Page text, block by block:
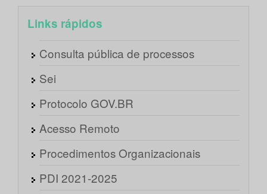
Links rápidos
Consulta pública de processos
Sei
Protocolo GOV.BR
Acesso Remoto
Procedimentos Organizacionais
PDI 2021-2025